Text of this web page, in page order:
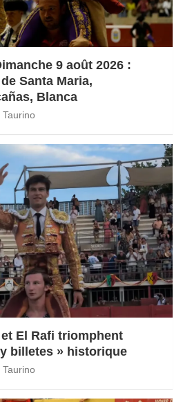
9 août 2026 :
Santa Maria,
Blanca
El Rafi triomphent
billetes » historique